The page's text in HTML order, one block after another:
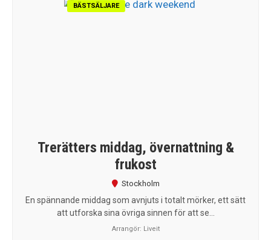
BÄSTSÄLJARE
Trerätters middag, övernattning &
frukost
Stockholm
En spännande middag som avnjuts i totalt mörker, ett sätt
att utforska sina övriga sinnen för att se...
Arrangör: Liveit